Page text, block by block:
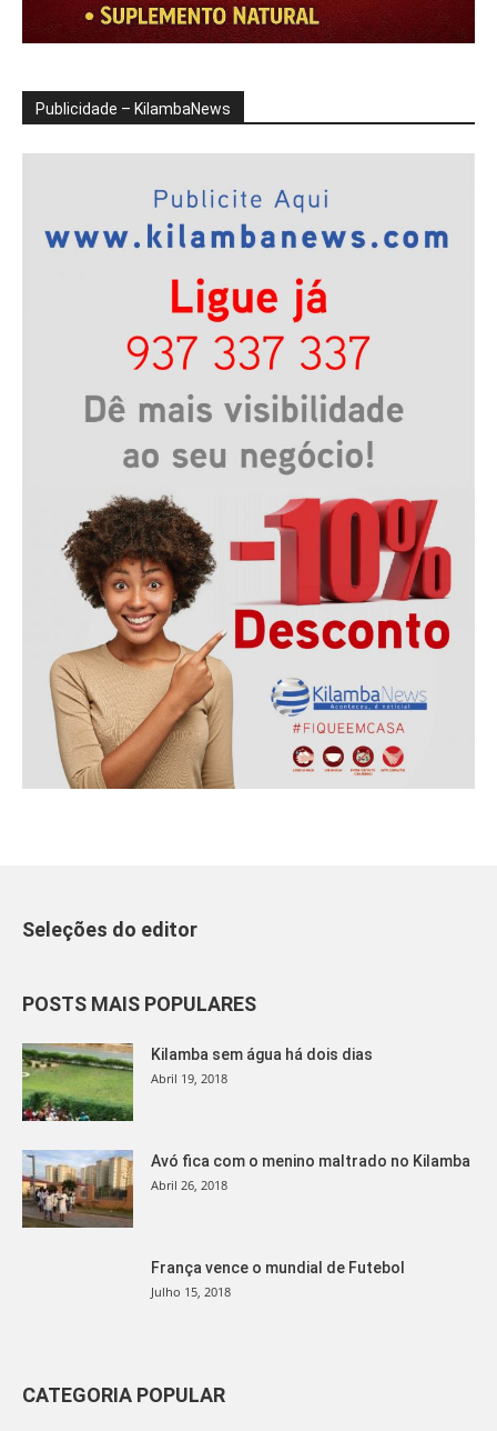
Publicidade – KilambaNews
Seleções do editor
POSTS MAIS POPULARES
Kilamba sem água há dois dias
Abril 19, 2018
Avó fica com o menino maltrado no Kilamba
Abril 26, 2018
França vence o mundial de Futebol
Julho 15, 2018
CATEGORIA POPULAR